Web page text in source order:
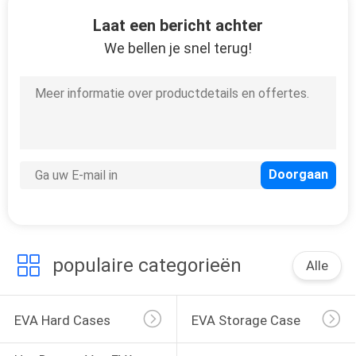
POLICYHet dragen van EVA
Geldzakjes
Laat een bericht achter
We bellen je snel terug!
populaire categorieën Alle
EVA Hard Cases EVA Storage Case